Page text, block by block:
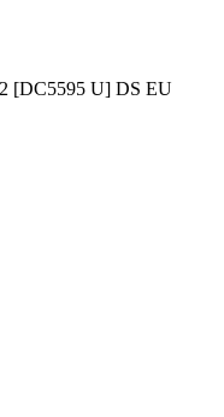
[DC5595 U] DS EU